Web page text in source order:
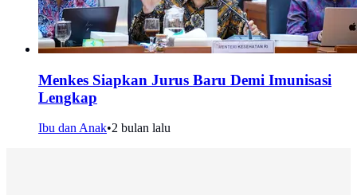
Menkes Siapkan Jurus Baru Demi Imunisasi
Lengkap
Ibu dan Anak•2 bulan lalu